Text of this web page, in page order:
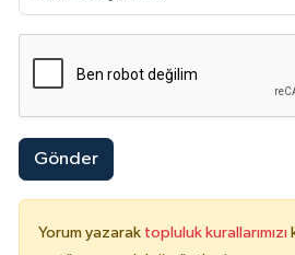
Gönder
Yorum yazarak topluluk kurallarımızı